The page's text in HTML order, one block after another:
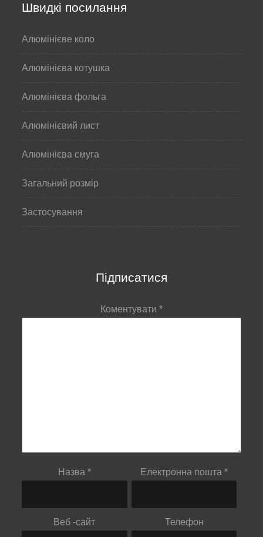
Швидкі посилання
Алюмінієве коло
Алюмінієва котушка
Алюмінієва фольга
Алюмінієвий лист
Алюмінієва смуга
Загальний розмір
Застосування
Підписатися
Коментувати *
Назва * Електронна пошта*
Веб -сайт Телефон